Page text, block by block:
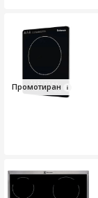
Промотиран